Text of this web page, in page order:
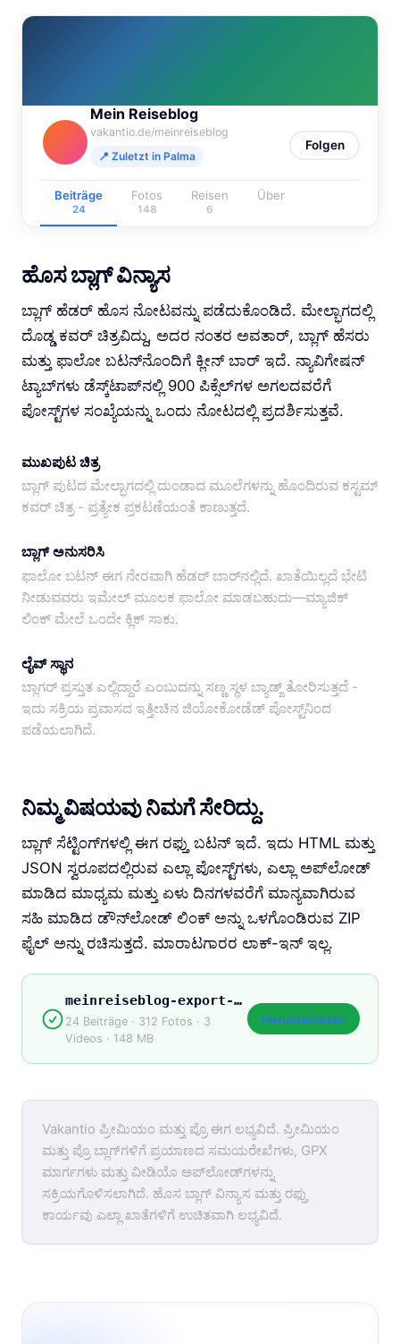
Mein Reiseblog
vakantio.de/meinreiseblog
📍 Zuletzt in Palma
Folgen
Beiträge
24
Fotos
148
Reisen
6
Über
ಹೊಸ ಬ್ಲಾಗ್ ವಿನ್ಯಾಸ
ಬ್ಲಾಗ್ ಹೆಡರ್ ಹೊಸ ನೋಟವನ್ನು ಪಡೆದುಕೊಂಡಿದೆ. ಮೇಲ್ಭಾಗದಲ್ಲಿ
ದೊಡ್ಡ ಕವರ್ ಚಿತ್ರವಿದ್ದು, ಅದರ ನಂತರ ಅವತಾರ್, ಬ್ಲಾಗ್ ಹೆಸರು
ಮತ್ತು ಫಾಲೋ ಬಟನ್‌ನೊಂದಿಗೆ ಕ್ಲೀನ್ ಬಾರ್ ಇದೆ. ನ್ಯಾವಿಗೇಷನ್
ಟ್ಯಾಬ್‌ಗಳು ಡೆಸ್ಕ್‌ಟಾಪ್‌ನಲ್ಲಿ 900 ಪಿಕ್ಸೆಲ್‌ಗಳ ಅಗಲದವರೆಗೆ
ಪೋಸ್ಟ್‌ಗಳ ಸಂಖ್ಯೆಯನ್ನು ಒಂದು ನೋಟದಲ್ಲಿ ಪ್ರದರ್ಶಿಸುತ್ತವೆ.
ಮುಖಪುಟ ಚಿತ್ರ
ಬ್ಲಾಗ್ ಪುಟದ ಮೇಲ್ಭಾಗದಲ್ಲಿ ದುಂಡಾದ ಮೂಲೆಗಳನ್ನು ಹೊಂದಿರುವ ಕಸ್ಟಮ್
ಕವರ್ ಚಿತ್ರ - ಪ್ರತ್ಯೇಕ ಪ್ರಕಟಣೆಯಂತೆ ಕಾಣುತ್ತದೆ.
ಬ್ಲಾಗ್ ಅನುಸರಿಸಿ
ಫಾಲೋ ಬಟನ್ ಈಗ ನೇರವಾಗಿ ಹೆಡರ್ ಬಾರ್‌ನಲ್ಲಿದೆ. ಖಾತೆಯಿಲ್ಲದೆ ಭೇಟಿ
ನೀಡುವವರು ಇಮೇಲ್ ಮೂಲಕ ಫಾಲೋ ಮಾಡಬಹುದು—ಮ್ಯಾಜಿಕ್
ಲಿಂಕ್ ಮೇಲೆ ಒಂದೇ ಕ್ಲಿಕ್ ಸಾಕು.
ಲೈವ್ ಸ್ಥಾನ
ಬ್ಲಾಗರ್ ಪ್ರಸ್ತುತ ಎಲ್ಲಿದ್ದಾರೆ ಎಂಬುದನ್ನು ಸಣ್ಣ ಸ್ಥಳ ಬ್ಯಾಡ್ಜ್ ತೋರಿಸುತ್ತದೆ -
ಇದು ಸಕ್ರಿಯ ಪ್ರವಾಸದ ಇತ್ತೀಚಿನ ಜಿಯೋಕೋಡೆಡ್ ಪೋಸ್ಟ್‌ನಿಂದ
ಪಡೆಯಲಾಗಿದೆ.
ನಿಮ್ಮ ವಿಷಯವು ನಿಮಗೆ ಸೇರಿದ್ದು.
ಬ್ಲಾಗ್ ಸೆಟ್ಟಿಂಗ್‌ಗಳಲ್ಲಿ ಈಗ ರಫ್ತು ಬಟನ್ ಇದೆ. ಇದು HTML ಮತ್ತು
JSON ಸ್ವರೂಪದಲ್ಲಿರುವ ಎಲ್ಲಾ ಪೋಸ್ಟ್‌ಗಳು, ಎಲ್ಲಾ ಅಪ್‌ಲೋಡ್
ಮಾಡಿದ ಮಾಧ್ಯಮ ಮತ್ತು ಏಳು ದಿನಗಳವರೆಗೆ ಮಾನ್ಯವಾಗಿರುವ
ಸಹಿ ಮಾಡಿದ ಡೌನ್‌ಲೋಡ್ ಲಿಂಕ್ ಅನ್ನು ಒಳಗೊಂಡಿರುವ ZIP
ಫೈಲ್ ಅನ್ನು ರಚಿಸುತ್ತದೆ. ಮಾರಾಟಗಾರರ ಲಾಕ್-ಇನ್ ಇಲ್ಲ.
meinreiseblog-export-2026.zip
24 Beiträge · 312 Fotos · 3
Videos · 148 MB
Herunterladen
Vakantio ಪ್ರೀಮಿಯಂ ಮತ್ತು ಪ್ರೊ ಈಗ ಲಭ್ಯವಿದೆ. ಪ್ರೀಮಿಯಂ
ಮತ್ತು ಪ್ರೊ ಬ್ಲಾಗ್‌ಗಳಿಗೆ ಪ್ರಯಾಣದ ಸಮಯರೇಖೆಗಳು, GPX
ಮಾರ್ಗಗಳು ಮತ್ತು ವೀಡಿಯೊ ಅಪ್‌ಲೋಡ್‌ಗಳನ್ನು
ಸಕ್ರಿಯಗೊಳಿಸಲಾಗಿದೆ. ಹೊಸ ಬ್ಲಾಗ್ ವಿನ್ಯಾಸ ಮತ್ತು ರಫ್ತು
ಕಾರ್ಯವು ಎಲ್ಲಾ ಖಾತೆಗಳಿಗೆ ಉಚಿತವಾಗಿ ಲಭ್ಯವಿದೆ.